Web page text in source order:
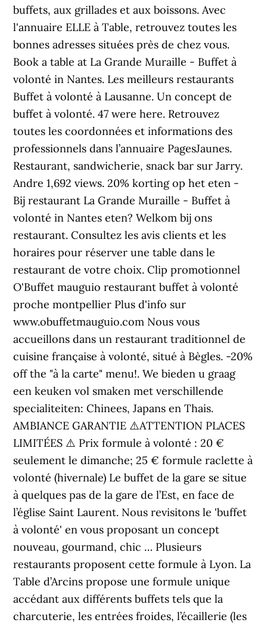
buffets, aux grillades et aux boissons. Avec
l'annuaire ELLE à Table, retrouvez toutes les
bonnes adresses situées près de chez vous.
Book a table at La Grande Muraille - Buffet à
volonté in Nantes. Les meilleurs restaurants
Buffet à volonté à Lausanne. Un concept de
buffet à volonté. 47 were here. Retrouvez
toutes les coordonnées et informations des
professionnels dans l’annuaire PagesJaunes.
Restaurant, sandwicherie, snack bar sur Jarry.
Andre 1,692 views. 20% korting op het eten -
Bij restaurant La Grande Muraille - Buffet à
volonté in Nantes eten? Welkom bij ons
restaurant. Consultez les avis clients et les
horaires pour réserver une table dans le
restaurant de votre choix. Clip promotionnel
O'Buffet mauguio restaurant buffet à volonté
proche montpellier Plus d'info sur
www.obuffetmauguio.com Nous vous
accueillons dans un restaurant traditionnel de
cuisine française à volonté, situé à Bègles. -20%
off the "à la carte" menu!. We bieden u graag
een keuken vol smaken met verschillende
specialiteiten: Chinees, Japans en Thais.
AMBIANCE GARANTIE ⚠️ATTENTION PLACES
LIMITÉES ⚠️ Prix formule à volonté : 20 €
seulement le dimanche; 25 € formule raclette à
volonté (hivernale) Le buffet de la gare se situe
à quelques pas de la gare de l’Est, en face de
l’église Saint Laurent. Nous revisitons le 'buffet
à volonté' en vous proposant un concept
nouveau, gourmand, chic … Plusieurs
restaurants proposent cette formule à Lyon. La
Table d’Arcins propose une formule unique
accédant aux différents buffets tels que la
charcuterie, les entrées froides, l’écaillerie (les